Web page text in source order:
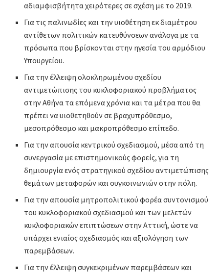
αδιαμφισβήτητα χειρότερες σε σχέση με το 2019.
Για τις παλινωδίες και την υιοθέτηση εκ διαμέτρου
αντίθετων πολιτικών κατευθύνσεων ανάλογα με τα
πρόσωπα που βρίσκονται στην ηγεσία του αρμόδιου
Υπουργείου.
Για την έλλειψη ολοκληρωμένου σχεδίου
αντιμετώπισης του κυκλοφοριακού προβλήματος
στην Αθήνα τα επόμενα χρόνια και τα μέτρα που θα
πρέπει να υιοθετηθούν σε βραχυπρόθεσμο,
μεσοπρόθεσμο και μακροπρόθεσμο επίπεδο.
Για την απουσία κεντρικού σχεδιασμού, μέσα από τη
συνεργασία με επιστημονικούς φορείς, για τη
δημιουργία ενός στρατηγικού σχεδίου αντιμετώπισης
θεμάτων μεταφορών και συγκοινωνιών στην πόλη.
Για την απουσία μητροπολιτικού φορέα συντονισμού
του κυκλοφοριακού σχεδιασμού και των μελετών
κυκλοφοριακών επιπτώσεων στην Αττική, ώστε να
υπάρχει ενιαίος σχεδιασμός και αξιολόγηση των
παρεμβάσεων.
Για την έλλειψη συγκεκριμένων παρεμβάσεων και